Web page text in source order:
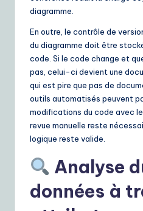
diagramme.
En outre, le contrôle de
du diagramme doit être
code. Si le code change et
pas, celui-ci devient une
qui est pire que pas de
outils automatisés peuvent
modifications du code avec
revue manuelle reste
logique reste valide.
Analyse
données à